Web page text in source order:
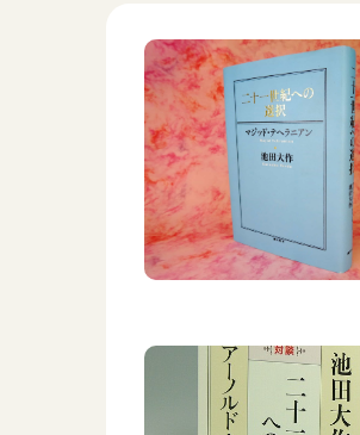
第3代会長・池田大作先生
世界の創価学会
各国ウェブサイト
世界の創価学会の歴史